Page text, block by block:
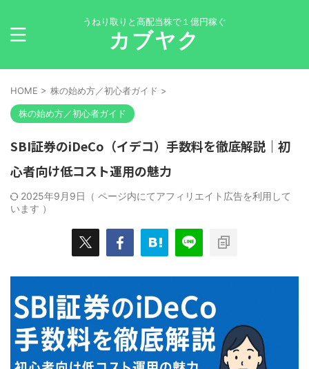
うねり取りと高配当株で１億円稼ぐ
カブヤク
HOME > 株の始め方／初心者ガイド >
株の始め方／初心者ガイド
SBI証券のiDeCo（イデコ）手数料を徹底解説｜初
心者向け低コスト運用の魅力
2025年9月9日